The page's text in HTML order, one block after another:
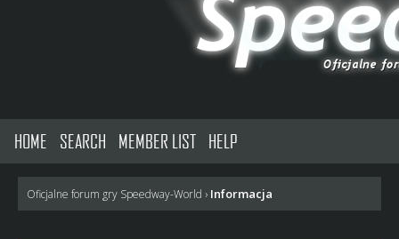
HOME SEARCH MEMBER LIST HELP
Oficjalne forum gry Speedway-World › Informacja